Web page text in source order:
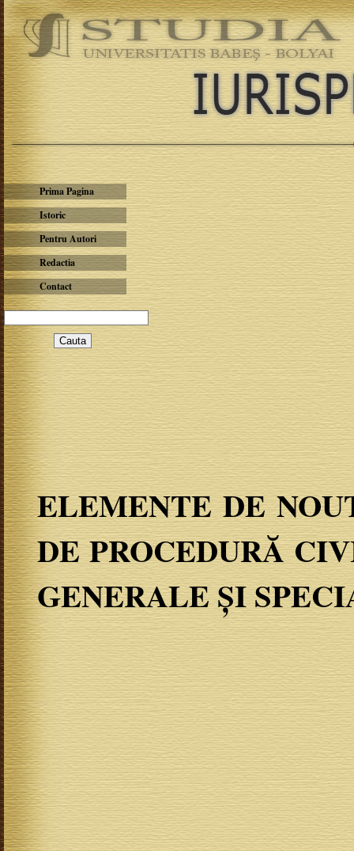
Prima Pagina
Istoric
Pentru Autori
Redactia
Contact
ELEMENTE DE
DE PROCEDURĂ
GENERALE ȘI